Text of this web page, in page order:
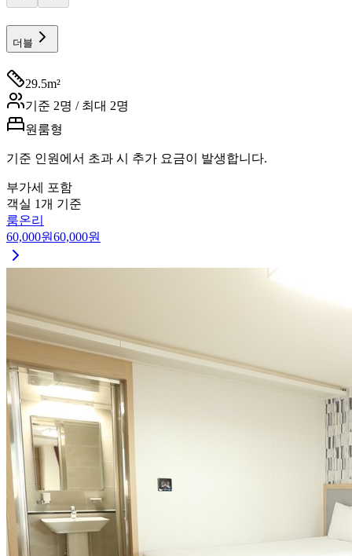
더블
29.5m²
기준 2명 / 최대 2명
원룸형
기준 인원에서 초과 시 추가 요금이 발생합니다.
부가세 포함
객실 1개 기준
룸온리
60,000원60,000원